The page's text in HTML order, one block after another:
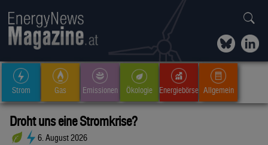
Strom Gas Emissionen Ökologie Energiebörse Allgemein
Droht uns eine Stromkrise?
6. August 2026